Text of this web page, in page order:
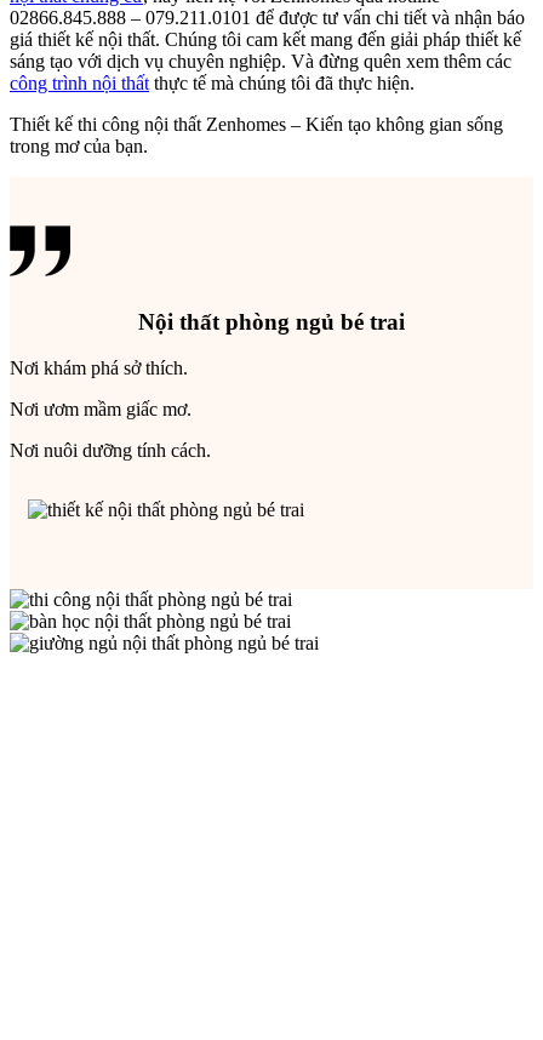
02866.845.888 – 079.211.0101 để được tư vấn chi tiết và nhận báo
giá thiết kế nội thất. Chúng tôi cam kết mang đến giải pháp thiết kế
sáng tạo với dịch vụ chuyên nghiệp. Và đừng quên xem thêm các
công trình nội thất thực tế mà chúng tôi đã thực hiện.
Thiết kế thi công nội thất Zenhomes – Kiến tạo không gian sống
trong mơ của bạn.
Nội thất phòng ngủ bé trai
Nơi khám phá sở thích.
Nơi ươm mầm giấc mơ.
Nơi nuôi dưỡng tính cách.